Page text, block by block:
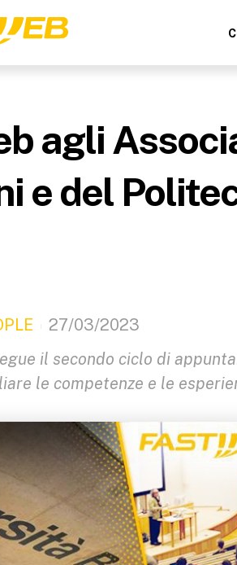
agli
e del
27/03/2023
il secondo ciclo di
le competenze e le